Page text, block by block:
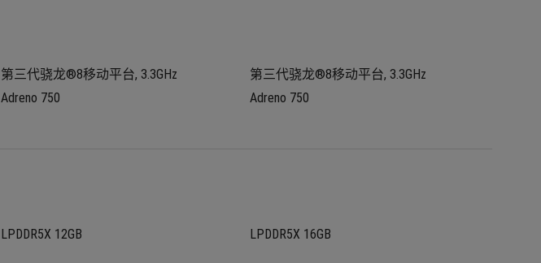
第三代骁龙®8移动平台, 3.3GHz
Adreno 750
第三代骁龙®8移动平台, 3.3GHz
Adreno 750
LPDDR5X 12GB LPDDR5X 16GB